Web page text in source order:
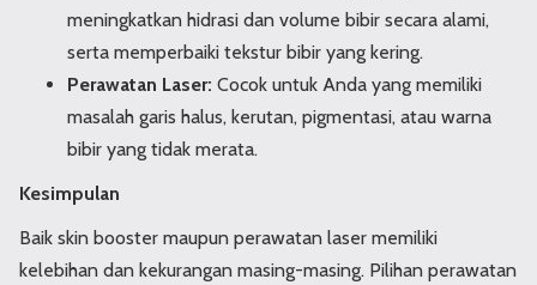
meningkatkan hidrasi dan volume bibir secara alami,
serta memperbaiki tekstur bibir yang kering.
Perawatan Laser: Cocok untuk Anda yang memiliki
masalah garis halus, kerutan, pigmentasi, atau warna
bibir yang tidak merata.
Kesimpulan
Baik skin booster maupun perawatan laser memiliki
kelebihan dan kekurangan masing-masing. Pilihan perawatan